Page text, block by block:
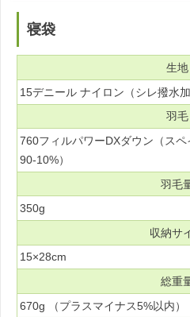
寝袋
生地
15デニール ナイロン（シレ撥水加
羽毛
760フィルパワーDXダウン（ス
90-10%）
羽毛
350g
収納サ
15×28cm
総重
670g （プラスマイナス5%以内）